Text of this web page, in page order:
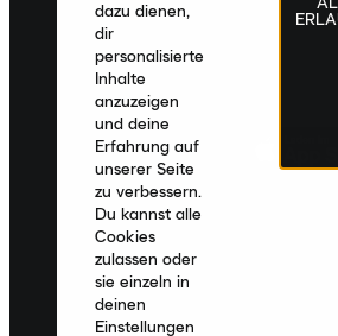
dazu dienen,
dir
personalisierte
Inhalte
anzuzeigen
und deine
Erfahrung auf
unserer Seite
zu verbessern.
Du kannst alle
Cookies
zulassen oder
sie einzeln in
deinen
Einstellungen